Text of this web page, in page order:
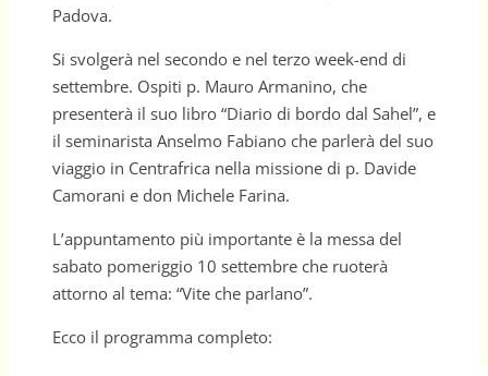
Padova.
Si svolgerà nel secondo e nel terzo week-end di
settembre. Ospiti p. Mauro Armanino, che
presenterà il suo libro “Diario di bordo dal Sahel”, e
il seminarista Anselmo Fabiano che parlerà del suo
viaggio in Centrafrica nella missione di p. Davide
Camorani e don Michele Farina.
L’appuntamento più importante è la messa del
sabato pomeriggio 10 settembre che ruoterà
attorno al tema: “Vite che parlano”.
Ecco il programma completo: